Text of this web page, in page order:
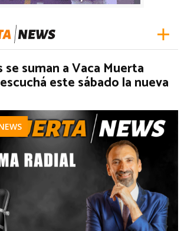
se suman a Vaca Muerta
este sábado la nueva